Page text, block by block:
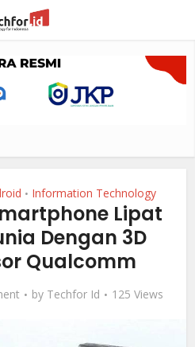
• Information Technology
Lipat
Dengan 3D
Qualcomm
by Techfor Id 125 Views